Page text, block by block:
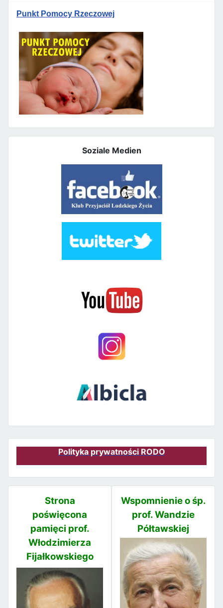
Punkt Pomocy Rzeczowej
Soziale Medien
Polityka prywatności RODO
Strona
poświęcona
pamięci prof.
Włodzimierza
Fijałkowskiego
Wspomnienie o śp.
prof. Wandzie
Półtawskiej